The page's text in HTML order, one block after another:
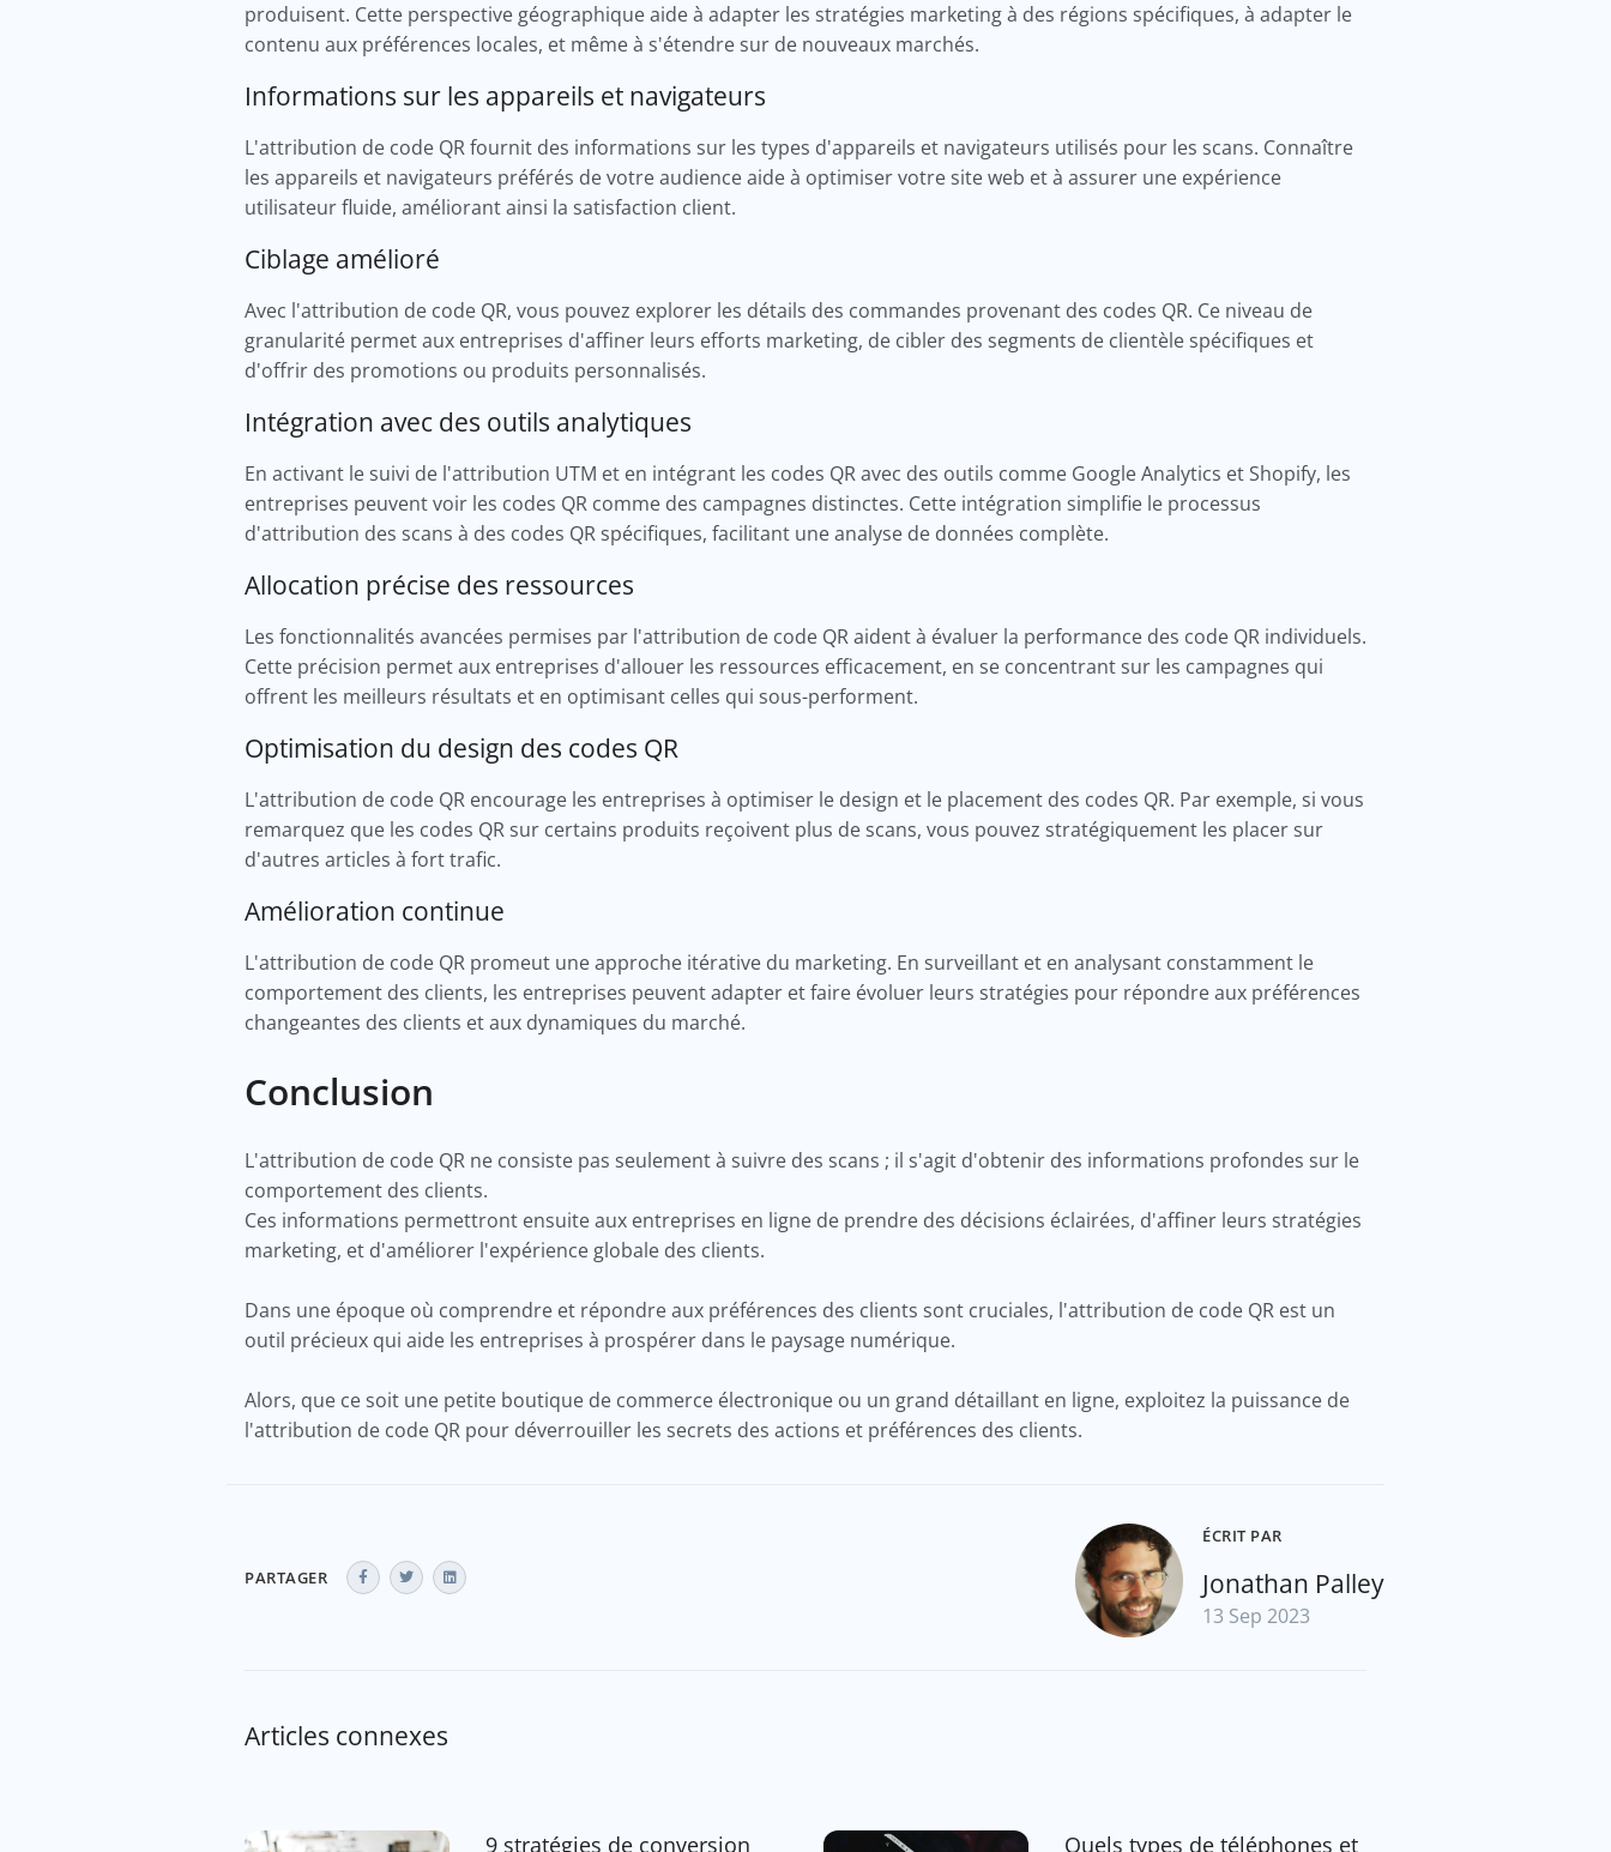
produisent. Cette perspective géographique aide à adapter les stratégies marketing à des régions spécifiques, à adapter le
contenu aux préférences locales, et même à s'étendre sur de nouveaux marchés.
Informations sur les appareils et navigateurs
L'attribution de code QR fournit des informations sur les types d'appareils et navigateurs utilisés pour les scans. Connaître
les appareils et navigateurs préférés de votre audience aide à optimiser votre site web et à assurer une expérience
utilisateur fluide, améliorant ainsi la satisfaction client.
Ciblage amélioré
Avec l'attribution de code QR, vous pouvez explorer les détails des commandes provenant des codes QR. Ce niveau de
granularité permet aux entreprises d'affiner leurs efforts marketing, de cibler des segments de clientèle spécifiques et
d'offrir des promotions ou produits personnalisés.
Intégration avec des outils analytiques
En activant le suivi de l'attribution UTM et en intégrant les codes QR avec des outils comme Google Analytics et Shopify, les
entreprises peuvent voir les codes QR comme des campagnes distinctes. Cette intégration simplifie le processus
d'attribution des scans à des codes QR spécifiques, facilitant une analyse de données complète.
Allocation précise des ressources
Les fonctionnalités avancées permises par l'attribution de code QR aident à évaluer la performance des code QR individuels.
Cette précision permet aux entreprises d'allouer les ressources efficacement, en se concentrant sur les campagnes qui
offrent les meilleurs résultats et en optimisant celles qui sous-performent.
Optimisation du design des codes QR
L'attribution de code QR encourage les entreprises à optimiser le design et le placement des codes QR. Par exemple, si vous
remarquez que les codes QR sur certains produits reçoivent plus de scans, vous pouvez stratégiquement les placer sur
d'autres articles à fort trafic.
Amélioration continue
L'attribution de code QR promeut une approche itérative du marketing. En surveillant et en analysant constamment le
comportement des clients, les entreprises peuvent adapter et faire évoluer leurs stratégies pour répondre aux préférences
changeantes des clients et aux dynamiques du marché.
Conclusion
L'attribution de code QR ne consiste pas seulement à suivre des scans ; il s'agit d'obtenir des informations profondes sur le
comportement des clients.
Ces informations permettront ensuite aux entreprises en ligne de prendre des décisions éclairées, d'affiner leurs stratégies
marketing, et d'améliorer l'expérience globale des clients.
Dans une époque où comprendre et répondre aux préférences des clients sont cruciales, l'attribution de code QR est un
outil précieux qui aide les entreprises à prospérer dans le paysage numérique.
Alors, que ce soit une petite boutique de commerce électronique ou un grand détaillant en ligne, exploitez la puissance de
l'attribution de code QR pour déverrouiller les secrets des actions et préférences des clients.
PARTAGER
ÉCRIT PAR
Jonathan Palley
13 Sep 2023
Articles connexes
9 stratégies de conversion Quels types de téléphones et